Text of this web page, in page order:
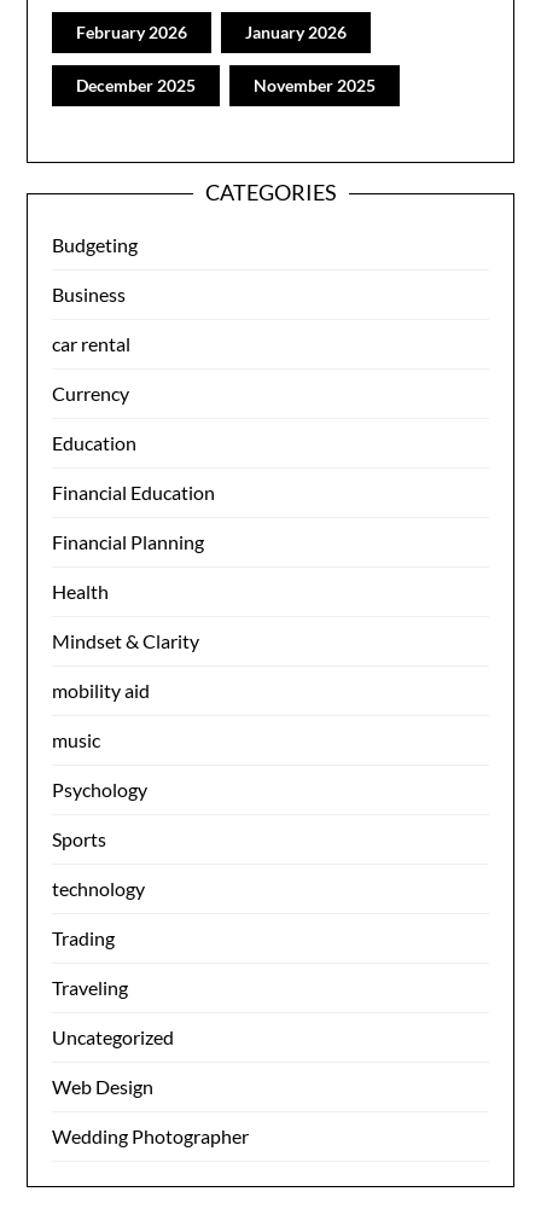
February 2026 January 2026
December 2025 November 2025
CATEGORIES
Budgeting
Business
car rental
Currency
Education
Financial Education
Financial Planning
Health
Mindset & Clarity
mobility aid
music
Psychology
Sports
technology
Trading
Traveling
Uncategorized
Web Design
Wedding Photographer